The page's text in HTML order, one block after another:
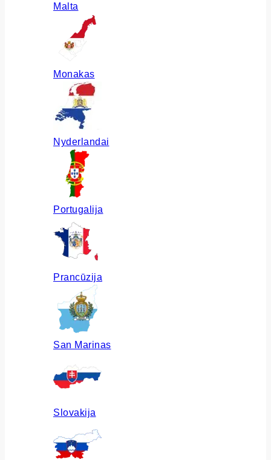
Malta
Monakas
Nyderlandai
Portugalija
Prancūzija
San Marinas
Slovakija